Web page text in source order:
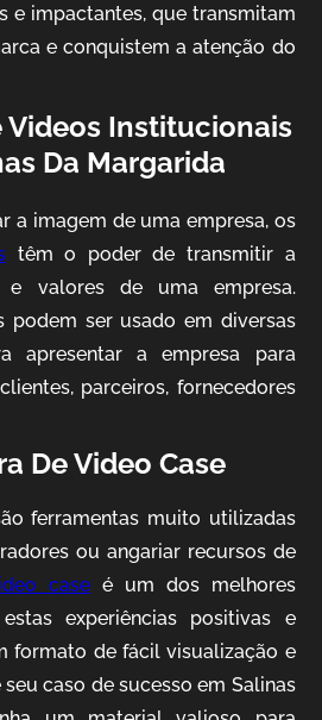
Mosaic
Vídeo Case
AgriBrasil
e impactantes, que transmitam
e conquistem a atenção do
Videos Institucionais
Da Margarida
a imagem de uma empresa, os
têm o poder de transmitir a
e valores de uma empresa.
podem ser usado em diversas
apresentar a empresa para
parceiros, fornecedores
De Video Case
ferramentas muito utilizadas
ou angariar recursos de
case é um dos melhores
experiências positivas e
formato de fácil visualização e
caso de sucesso em Salinas